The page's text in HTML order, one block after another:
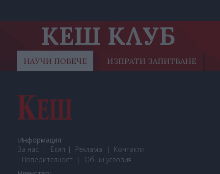
КЕШ КЛУБ
НАУЧИ ПОВЕЧЕ ИЗПРАТИ ЗАПИТВАНЕ
Информация:
За нас
Екип Реклама
Контакти
Поверителност
Общи условия